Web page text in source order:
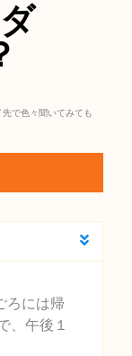
で色々聞いてみても
ろには帰
、午後１